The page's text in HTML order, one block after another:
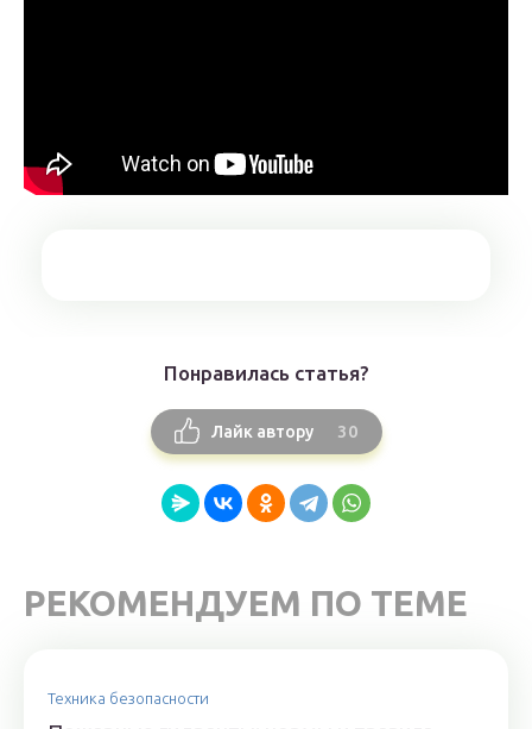
Понравилась статья?
Лайк автору 30
РЕКОМЕНДУЕМ ПО ТЕМЕ
Техника безопасности